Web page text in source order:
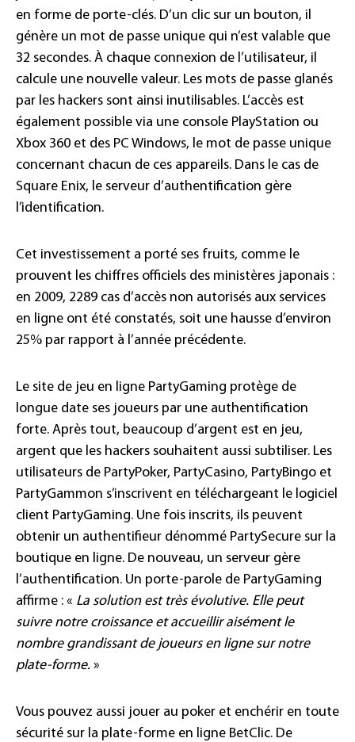
en forme de porte-clés. D’un clic sur un bouton, il
génère un mot de passe unique qui n’est valable que
32 secondes. À chaque connexion de l’utilisateur, il
calcule une nouvelle valeur. Les mots de passe glanés
par les hackers sont ainsi inutilisables. L’accès est
également possible via une console PlayStation ou
Xbox 360 et des PC Windows, le mot de passe unique
concernant chacun de ces appareils. Dans le cas de
Square Enix, le serveur d’authentification gère
l’identification.
Cet investissement a porté ses fruits, comme le
prouvent les chiffres officiels des ministères japonais :
en 2009, 2289 cas d’accès non autorisés aux services
en ligne ont été constatés, soit une hausse d’environ
25% par rapport à l’année précédente.
Le site de jeu en ligne PartyGaming protège de
longue date ses joueurs par une authentification
forte. Après tout, beaucoup d’argent est en jeu,
argent que les hackers souhaitent aussi subtiliser. Les
utilisateurs de PartyPoker, PartyCasino, PartyBingo et
PartyGammon s’inscrivent en téléchargeant le logiciel
client PartyGaming. Une fois inscrits, ils peuvent
obtenir un authentifieur dénommé PartySecure sur la
boutique en ligne. De nouveau, un serveur gère
l’authentification. Un porte-parole de PartyGaming
affirme : « La solution est très évolutive. Elle peut
suivre notre croissance et accueillir aisément le
nombre grandissant de joueurs en ligne sur notre
plate-forme. »
Vous pouvez aussi jouer au poker et enchérir en toute
sécurité sur la plate-forme en ligne BetClic. De